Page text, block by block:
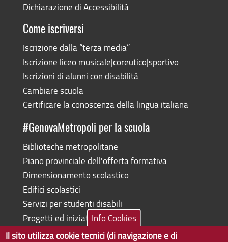
Dichiarazione di Accessibilità
Come iscriversi
Iscrizione dalla “terza media”
Iscrizione liceo musicale|coreutico|sportivo
Iscrizioni di alunni con disabilità
Cambiare scuola
Certificare la conoscenza della lingua italiana
#GenovaMetropoli per la scuola
Biblioteche metropolitane
Piano provinciale dell'offerta formativa
Dimensionamento scolastico
Edifici scolastici
Servizi per studenti disabili
Progetti ed iniziativeInfo Cookies
Il sito utilizza cookie tecnici (di navigazione e di